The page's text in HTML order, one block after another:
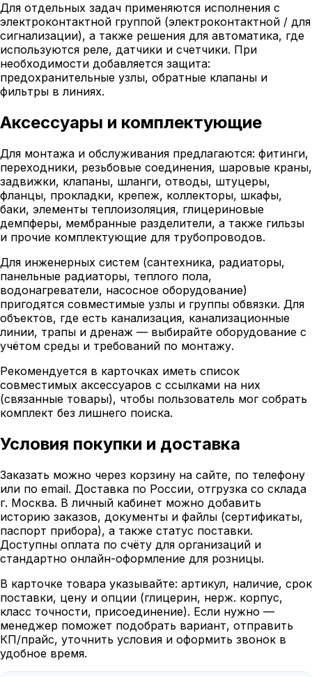
Для отдельных задач применяются исполнения с
электроконтактной группой (электроконтактной / для
сигнализации), а также решения для автоматика, где
используются реле, датчики и счетчики. При
необходимости добавляется защита:
предохранительные узлы, обратные клапаны и
фильтры в линиях.
Аксессуары и комплектующие
Для монтажа и обслуживания предлагаются: фитинги,
переходники, резьбовые соединения, шаровые краны,
задвижки, клапаны, шланги, отводы, штуцеры,
фланцы, прокладки, крепеж, коллекторы, шкафы,
баки, элементы теплоизоляция, глицериновые
демпферы, мембранные разделители, а также гильзы
и прочие комплектующие для трубопроводов.
Для инженерных систем (сантехника, радиаторы,
панельные радиаторы, теплого пола,
водонагреватели, насосное оборудование)
пригодятся совместимые узлы и группы обвязки. Для
объектов, где есть канализация, канализационные
линии, трапы и дренаж — выбирайте оборудование с
учётом среды и требований по монтажу.
Рекомендуется в карточках иметь список
совместимых аксессуаров с ссылками на них
(связанные товары), чтобы пользователь мог собрать
комплект без лишнего поиска.
Условия покупки и доставка
Заказать можно через корзину на сайте, по телефону
или по email. Доставка по России, отгрузка со склада
г. Москва. В личный кабинет можно добавить
историю заказов, документы и файлы (сертификаты,
паспорт прибора), а также статус поставки.
Доступны оплата по счёту для организаций и
стандартно онлайн-оформление для розницы.
В карточке товара указывайте: артикул, наличие, срок
поставки, цену и опции (глицерин, нерж. корпус,
класс точности, присоединение). Если нужно —
менеджер поможет подобрать вариант, отправить
КП/прайс, уточнить условия и оформить звонок в
удобное время.